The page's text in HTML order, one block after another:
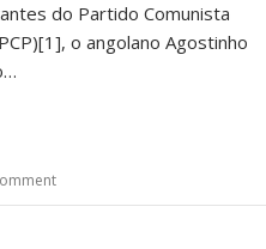
do Partido Comunista
o angolano Agostinho